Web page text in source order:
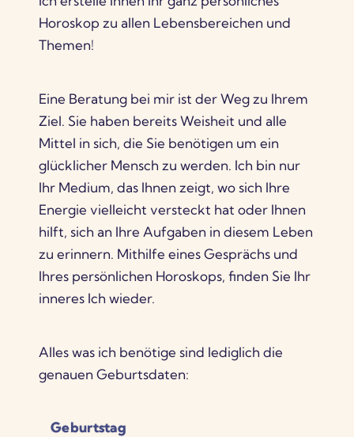
Horoskop zu allen Lebensbereichen und
Themen!
Eine Beratung bei mir ist der Weg zu Ihrem
Ziel. Sie haben bereits Weisheit und alle
Mittel in sich, die Sie benötigen um ein
glücklicher Mensch zu werden. Ich bin nur
Ihr Medium, das Ihnen zeigt, wo sich Ihre
Energie vielleicht versteckt hat oder Ihnen
hilft, sich an Ihre Aufgaben in diesem Leben
zu erinnern. Mithilfe eines Gesprächs und
Ihres persönlichen Horoskops, finden Sie Ihr
inneres Ich wieder.
Alles was ich benötige sind lediglich die
genauen Geburtsdaten:
Geburtstag